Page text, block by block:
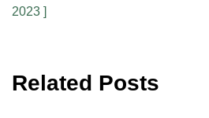
2023 ]
Related Posts